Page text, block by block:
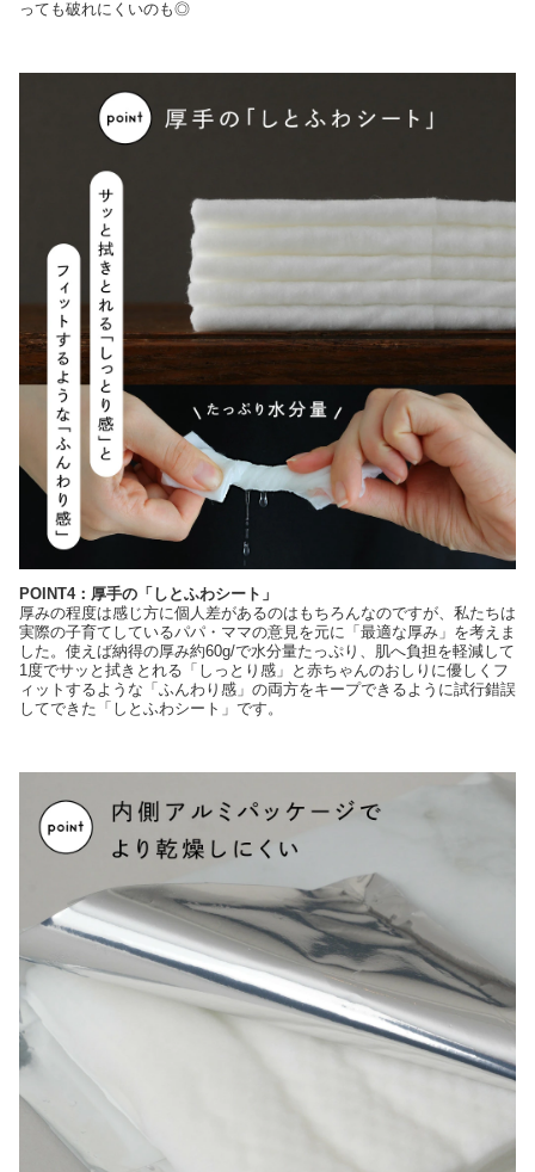
っても破れにくいのも◎
POINT4：厚手の「しとふわシート」
厚みの程度は感じ方に個人差があるのはもちろんなのですが、私たちは
実際の子育てしているパパ・ママの意見を元に「最適な厚み」を考えま
した。使えば納得の厚み約60g/で水分量たっぷり、肌へ負担を軽減して
1度でサッと拭きとれる「しっとり感」と赤ちゃんのおしりに優しくフ
ィットするような「ふんわり感」の両方をキープできるように試行錯誤
してできた「しとふわシート」です。